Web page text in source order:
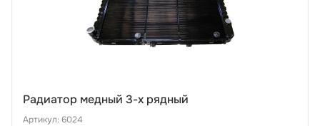
Радиатор медный 3-х рядный
Артикул: 6024